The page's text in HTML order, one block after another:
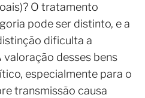
O tratamento
pode ser distinto, e a
dificulta a
desses bens
especialmente para o
transmissão causa